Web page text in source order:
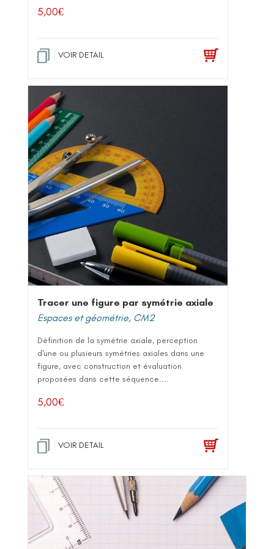
5,00€
VOIR DETAIL
Tracer une figure par symétrie axiale
Espaces et géométrie, CM2
Définition de la symétrie axiale, perception
d'une ou plusieurs symétries axiales dans une
figure, avec construction et évaluation
proposées dans cette séquence....
5,00€
VOIR DETAIL